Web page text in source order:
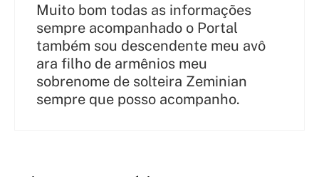
Muito bom todas as informações
sempre acompanhado o Portal
também sou descendente meu avô
ara filho de armênios meu
sobrenome de solteira Zeminian
sempre que posso acompanho.